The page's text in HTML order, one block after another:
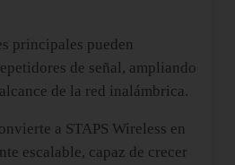
principales pueden
de señal, ampliando
de la red inalámbrica.
a STAPS Wireless en
escalable, capaz de crecer